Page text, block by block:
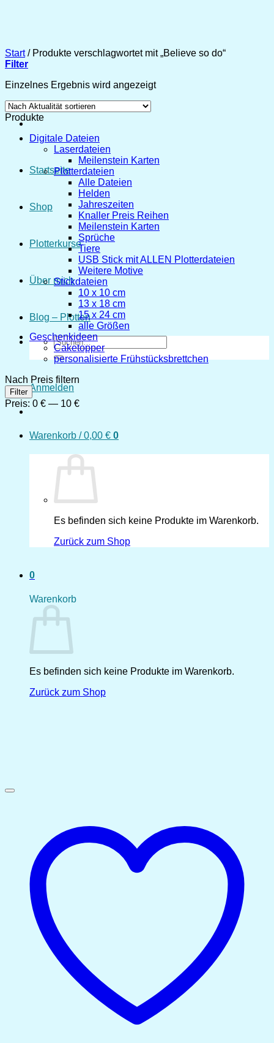
Startseite
Shop
Plotterkurse
Über mich
Blog – Plotten
Suchen
nach:
Anmelden
Warenkorb /0,00 € 0
Es befinden sich keine Produkte im Warenkorb.
Zurück zum Shop
0
Warenkorb
Es befinden sich keine Produkte im Warenkorb.
Zurück zum Shop
Start /Produkte verschlagwortet mit „Believe so do“
Filter
Einzelnes Ergebnis wird angezeigt
Produkte
Digitale Dateien
Laserdateien
Meilenstein Karten
Plotterdateien
Alle Dateien
Helden
Jahreszeiten
Knaller Preis Reihen
Meilenstein Karten
Sprüche
Tiere
USB Stick mit ALLEN Plotterdateien
Weitere Motive
Stickdateien
10 x 10 cm
13 x 18 cm
15 x 24 cm
alle Größen
Geschenkideen
Caketopper
personalisierte Frühstücksbrettchen
Nach Preis filtern
Min.
Preis
Max.
Preis
Filter
Preis: 0 € — 10 €